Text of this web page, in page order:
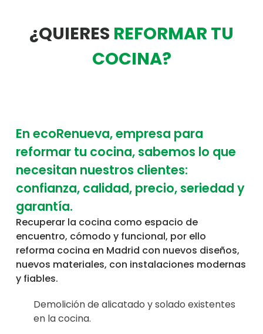
¿QUIERES REFORMAR TU
COCINA?
En ecoRenueva, empresa para
reformar tu cocina, sabemos lo que
necesitan nuestros clientes:
confianza, calidad, precio, seriedad y
garantía.
Recuperar la cocina como espacio de
encuentro, cómodo y funcional, por ello
reforma cocina en Madrid con nuevos diseños,
nuevos materiales, con instalaciones modernas
y fiables.
Demolición de alicatado y solado existentes
en la cocina.